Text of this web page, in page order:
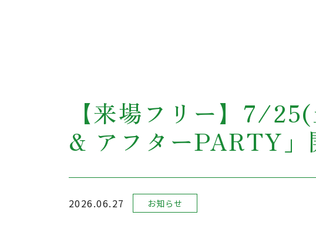
【来場フリー】7/
& アフターPARTY」
2026.06.27 お知らせ